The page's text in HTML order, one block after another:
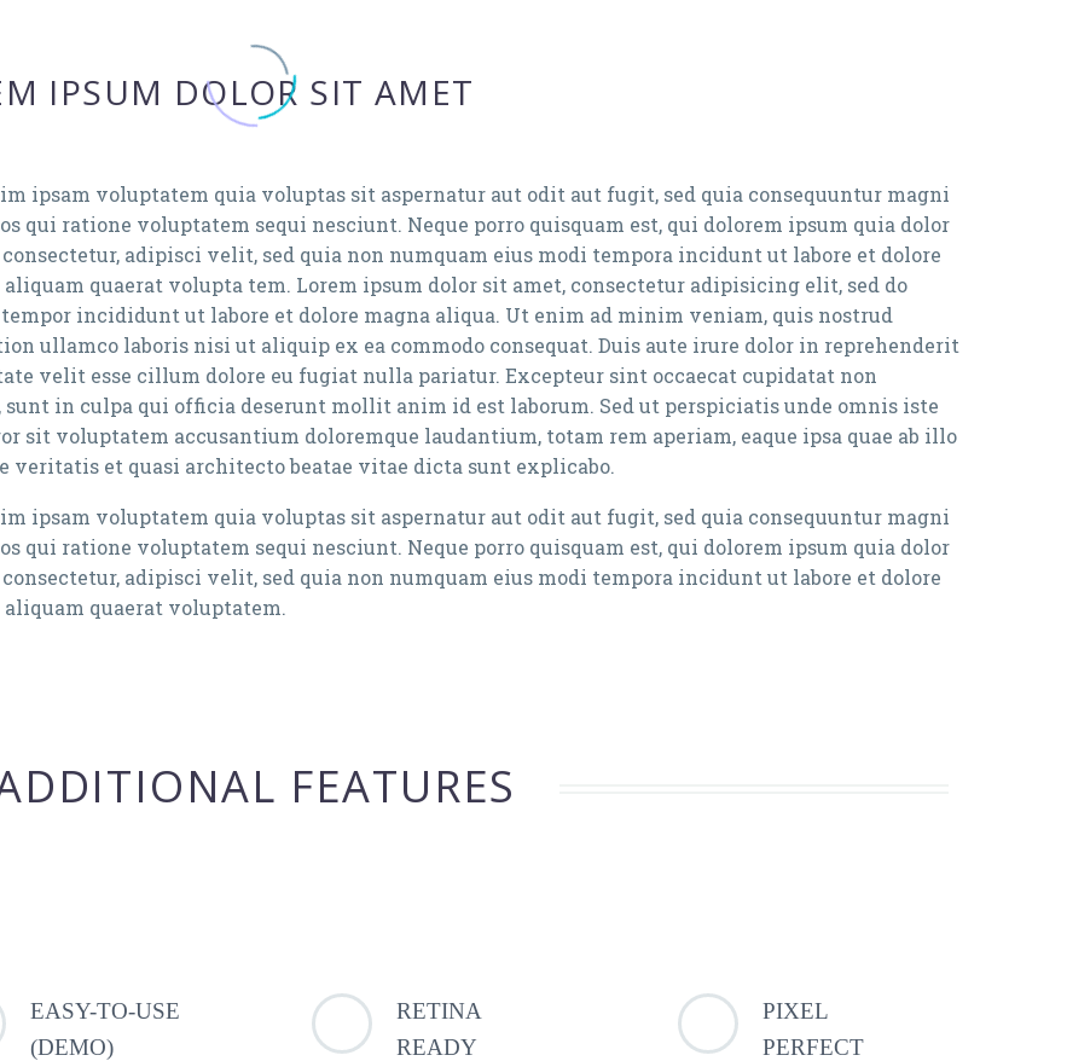
IPSUM DOLOR SIT AMET
ipsam voluptatem quia voluptas sit aspernatur aut odit aut fugit, sed quia consequuntur magni
qui ratione voluptatem sequi nesciunt. Neque porro quisquam est, qui dolorem ipsum quia dolor
adipisci velit, sed quia non numquam eius modi tempora incidunt ut labore et dolore
aliquam quaerat volupta tem. Lorem ipsum dolor sit amet, consectetur adipisicing elit, sed do
incididunt ut labore et dolore magna aliqua. Ut enim ad minim veniam, quis nostrud
ullamco laboris nisi ut aliquip ex ea commodo consequat. Duis aute irure dolor in reprehenderit
velit esse cillum dolore eu fugiat nulla pariatur. Excepteur sint occaecat cupidatat non
sunt in culpa qui officia deserunt mollit anim id est laborum. Sed ut perspiciatis unde omnis iste
sit voluptatem accusantium doloremque laudantium, totam rem aperiam, eaque ipsa quae ab illo
veritatis et quasi architecto beatae vitae dicta sunt explicabo.
ipsam voluptatem quia voluptas sit aspernatur aut odit aut fugit, sed quia consequuntur magni
qui ratione voluptatem sequi nesciunt. Neque porro quisquam est, qui dolorem ipsum quia dolor
adipisci velit, sed quia non numquam eius modi tempora incidunt ut labore et dolore
aliquam quaerat voluptatem.
FEATURES
EASY-TO-USE
(DEMO)
RETINA
READY
PIXEL
PERFECT